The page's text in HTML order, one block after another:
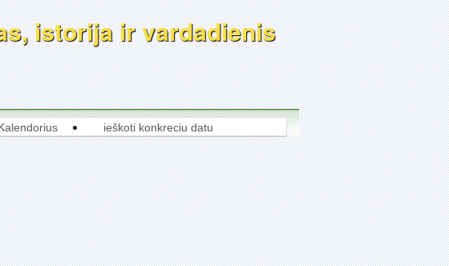
istorija ir vardadienis
ieškoti konkreciu datu